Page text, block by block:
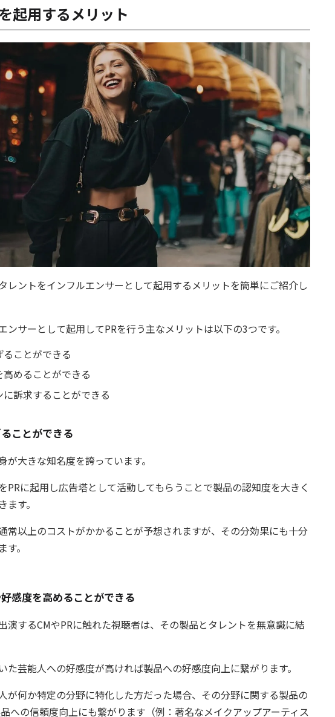
起用するメリット
レントをインフルエンサーとして起用するメリットを簡単にご紹介し
ンサーとして起用してPRを行う主なメリットは以下の3つです。
ことができる
めることができる
訴求することができる
ことができる
が大きな知名度を誇っています。
PRに起用し広告塔として活動してもらうことで製品の認知度を大きく
す。
常以上のコストがかかることが予想されますが、その分効果にも十分
。
感度を高めることができる
演するCMやPRに触れた視聴者は、その製品とタレントを無意識に結
た芸能人への好感度が高ければ製品への好感度向上に繋がります。
が何か特定の分野に特化した方だった場合、その分野に関する製品の
への信頼度向上にも繋がります（例：著名なメイクアップアーティス